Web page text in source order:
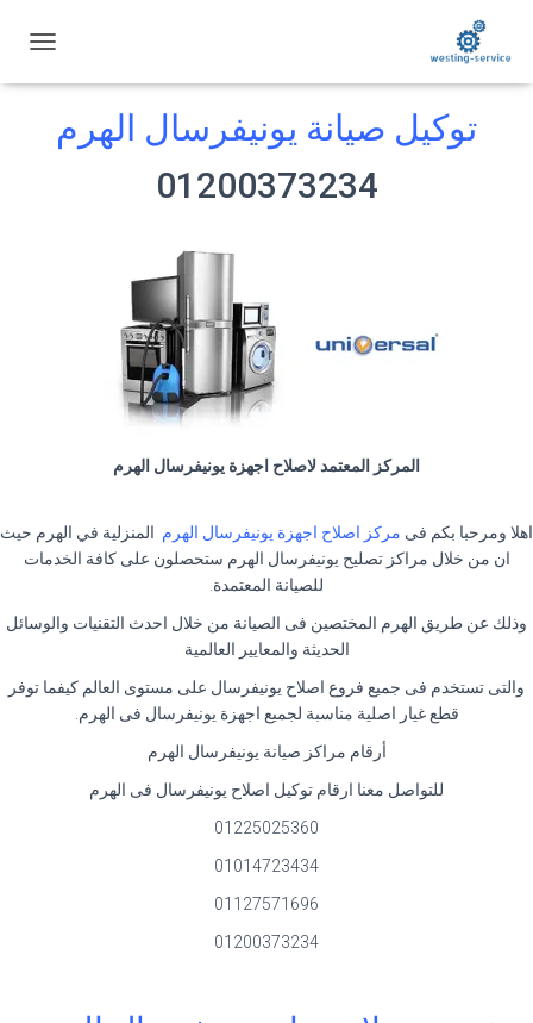
ب
توكيل صيانة يونيفرسال الهرم
01200373234
المركز المعتمد لاصلاح اجهزة يونيفرسال الهرم
اهلا ومرحبا بكم فى مركز اصلاح اجهزة يونيفرسال الهرم المنزلية في الهرم حيث
ان من خلال مراكز تصليح يونيفرسال الهرم ستحصلون على كافة الخدمات
للصيانة المعتمدة.
وذلك عن طريق الهرم المختصين فى الصيانة من خلال احدث التقنيات والوسائل
الحديثة والمعايير العالمية
والتى تستخدم فى جميع فروع اصلاح يونيفرسال على مستوى العالم كيفما توفر
قطع غيار اصلية مناسبة لجميع اجهزة يونيفرسال فى الهرم.
أرقام مراكز صيانة يونيفرسال الهرم
للتواصل معنا ارقام توكيل اصلاح يونيفرسال فى الهرم
01225025360
01014723434
01127571696
01200373234